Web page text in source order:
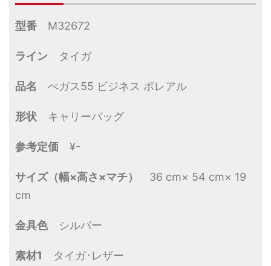
型番 M32672
ライン タイガ
品名 ぺガス55 ビジネス ボレアル
形状 キャリーバッグ
参考定価 ¥-
サイズ（幅×高さ×マチ）
36 cm× 54 cm× 19
cm
金具色シルバー
素材1 タイガ･レザー